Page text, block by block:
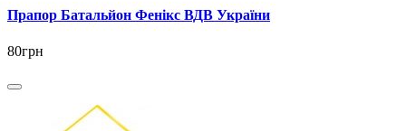
Прапор Батальйон Фенікс ВДВ України
80грн